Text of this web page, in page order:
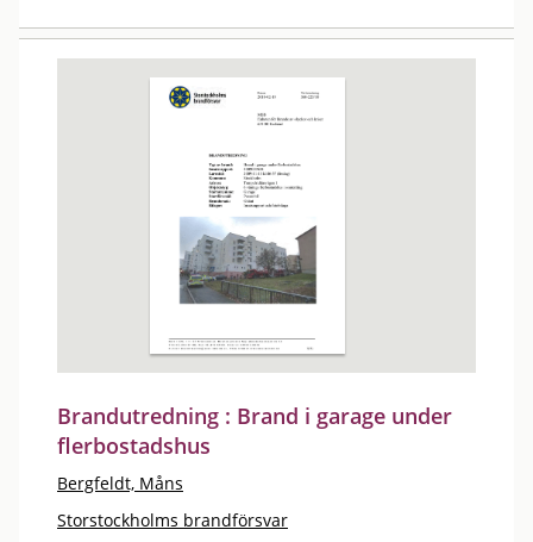
Brandutredning : Brand i garage under
flerbostadshus
Bergfeldt, Måns
Storstockholms brandförsvar